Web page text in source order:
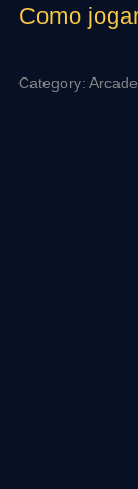
Como
Category: